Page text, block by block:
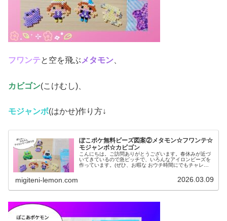
フワンテと空を飛ぶ メタモン
カビゴン(こけむし)、
モジャンボ(はかせ)作り方↓
ぽこポケ無料ビーズ図案②メタモン☆フワンテ☆
モジャンボ☆カビゴン
こんにちは。ご訪問ありがとうございます。春休みが近づ
いてきているので急ピッチで、いろんなアイロンビーズを
作っています。(ぜひ、お暇な おウチ時間にでもチャレン
migiteni-lemon.com 2026.03.09